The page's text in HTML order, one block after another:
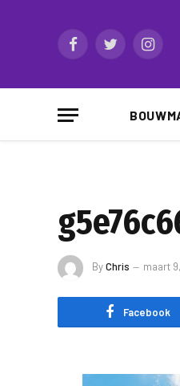
FacebookTwitter
ByChris maart
Facebook